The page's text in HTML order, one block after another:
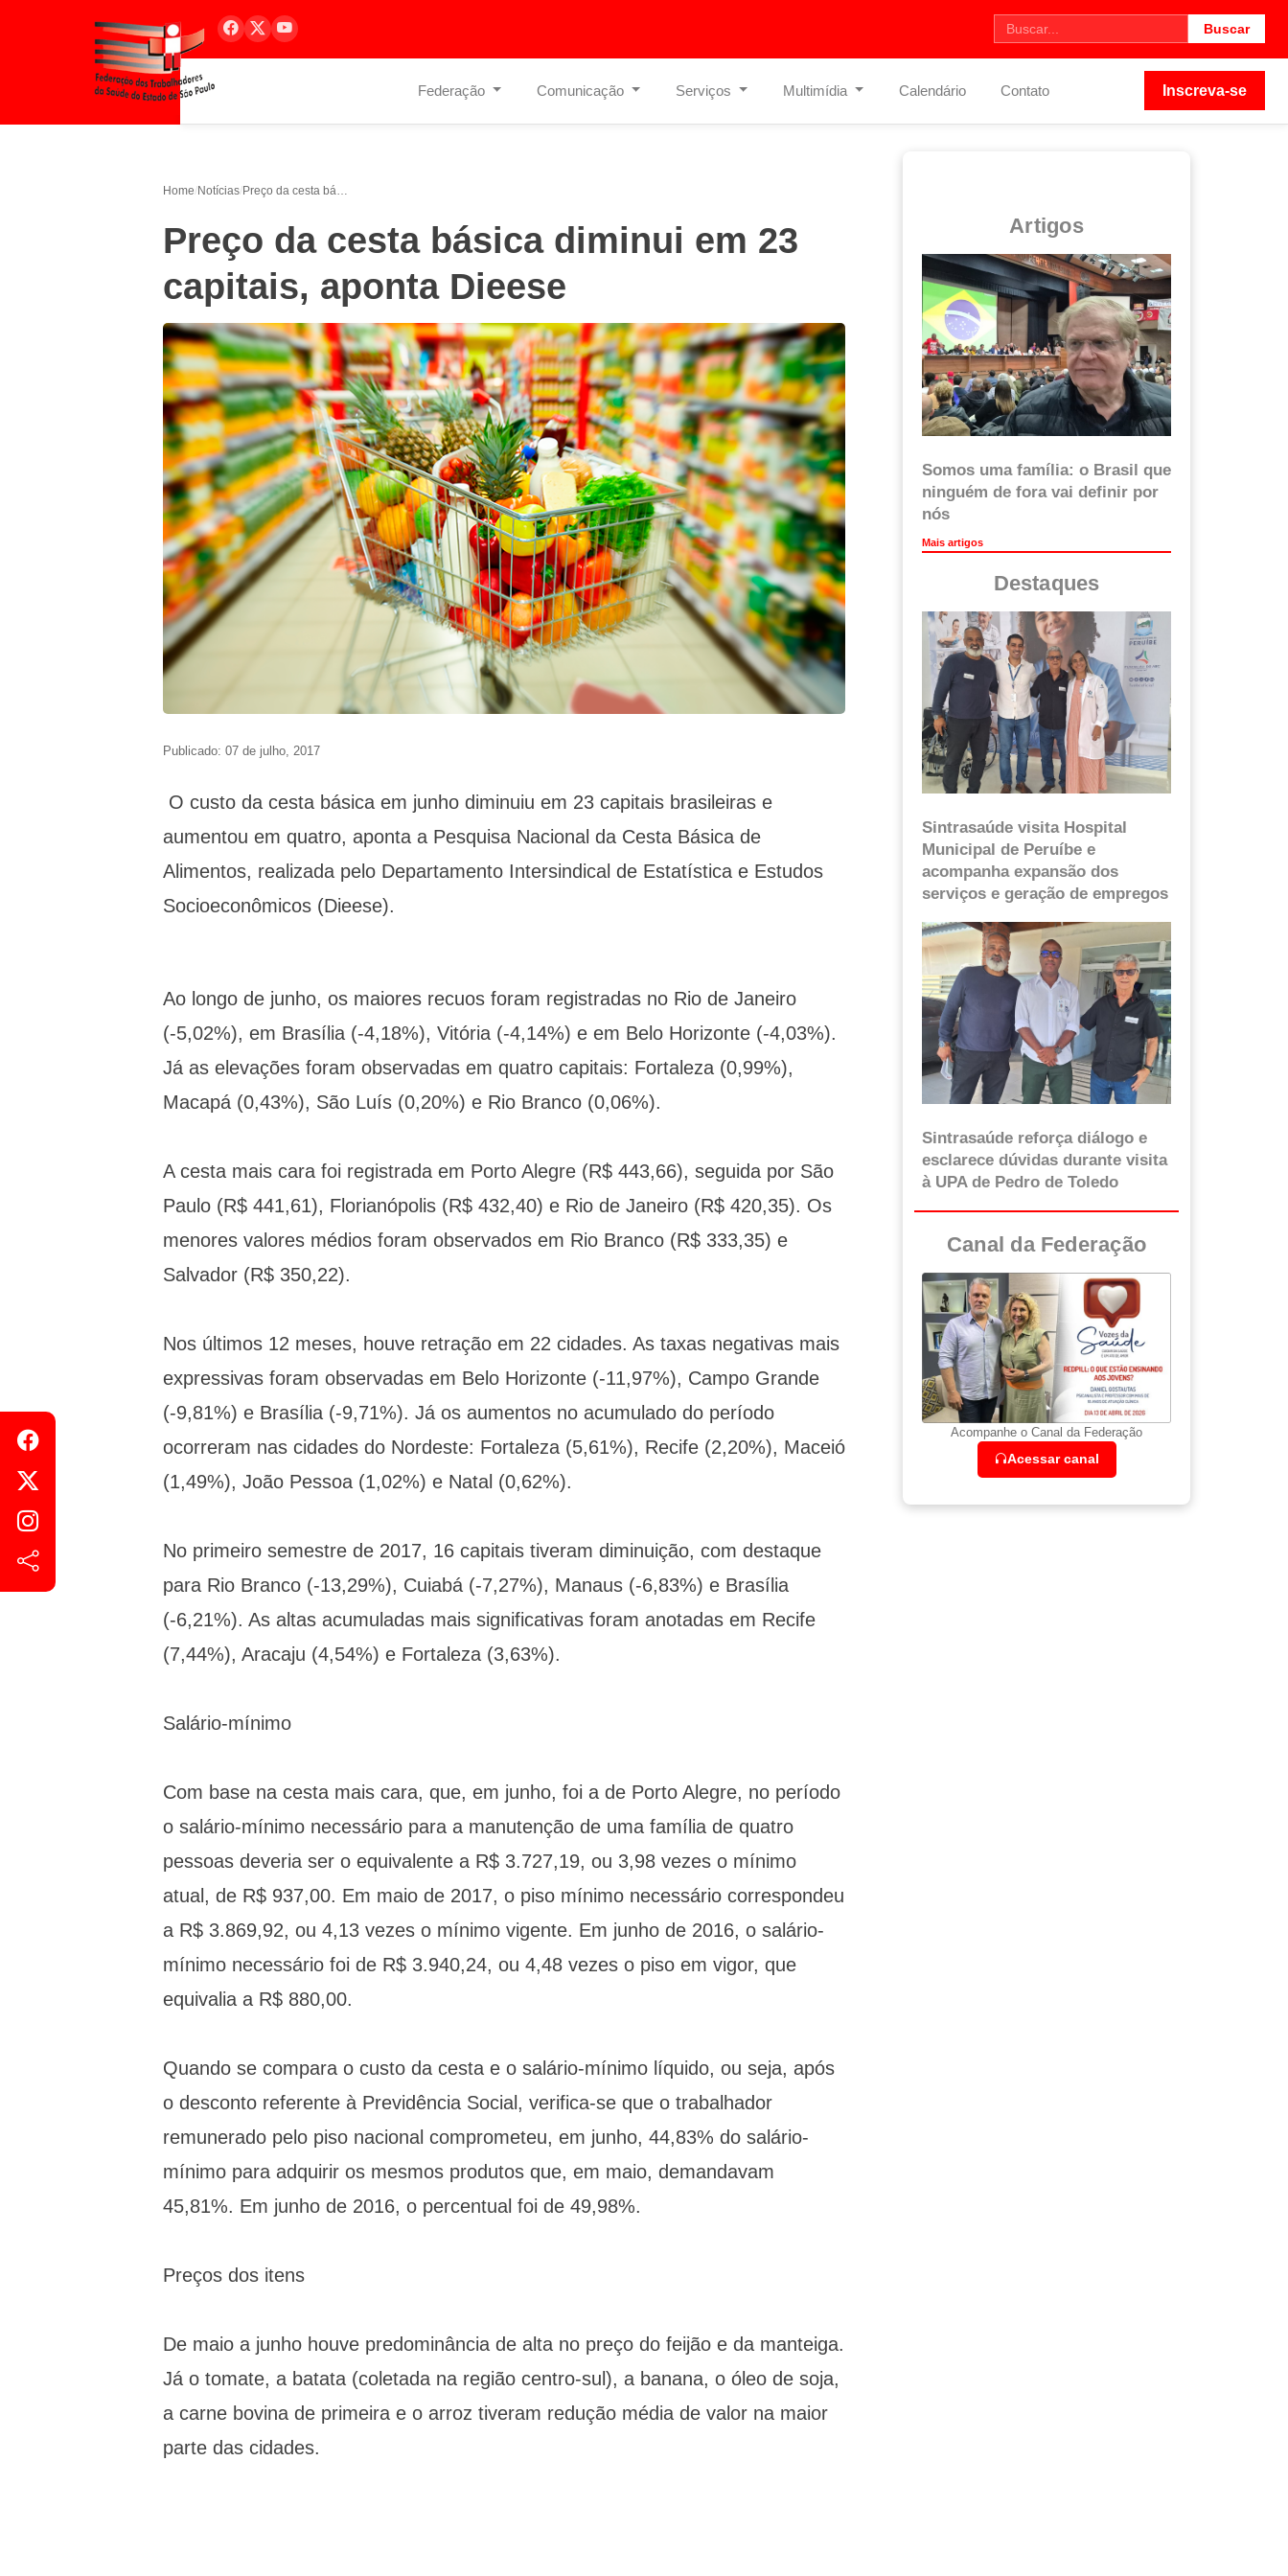
Buscar
Federação Comunicação Serviços Multimídia Calendário Contato Inscreva-se
Home/Notícias/ Preço da cesta básica diminui em 23 capitais, aponta Dieese
Preço da cesta básica diminui em 23
capitais, aponta Dieese
Publicado: 07 de julho, 2017
O custo da cesta básica em junho diminuiu em 23 capitais brasileiras e
aumentou em quatro, aponta a Pesquisa Nacional da Cesta Básica de
Alimentos, realizada pelo Departamento Intersindical de Estatística e Estudos
Socioeconômicos (Dieese).
Ao longo de junho, os maiores recuos foram registradas no Rio de Janeiro
(-5,02%), em Brasília (-4,18%), Vitória (-4,14%) e em Belo Horizonte (-4,03%).
Já as elevações foram observadas em quatro capitais: Fortaleza (0,99%),
Macapá (0,43%), São Luís (0,20%) e Rio Branco (0,06%).
A cesta mais cara foi registrada em Porto Alegre (R$ 443,66), seguida por São
Paulo (R$ 441,61), Florianópolis (R$ 432,40) e Rio de Janeiro (R$ 420,35). Os
menores valores médios foram observados em Rio Branco (R$ 333,35) e
Salvador (R$ 350,22).
Nos últimos 12 meses, houve retração em 22 cidades. As taxas negativas mais
expressivas foram observadas em Belo Horizonte (-11,97%), Campo Grande
(-9,81%) e Brasília (-9,71%). Já os aumentos no acumulado do período
ocorreram nas cidades do Nordeste: Fortaleza (5,61%), Recife (2,20%), Maceió
(1,49%), João Pessoa (1,02%) e Natal (0,62%).
No primeiro semestre de 2017, 16 capitais tiveram diminuição, com destaque
para Rio Branco (-13,29%), Cuiabá (-7,27%), Manaus (-6,83%) e Brasília
(-6,21%). As altas acumuladas mais significativas foram anotadas em Recife
(7,44%), Aracaju (4,54%) e Fortaleza (3,63%).
Salário-mínimo
Com base na cesta mais cara, que, em junho, foi a de Porto Alegre, no período
o salário-mínimo necessário para a manutenção de uma família de quatro
pessoas deveria ser o equivalente a R$ 3.727,19, ou 3,98 vezes o mínimo
atual, de R$ 937,00. Em maio de 2017, o piso mínimo necessário correspondeu
a R$ 3.869,92, ou 4,13 vezes o mínimo vigente. Em junho de 2016, o salário-
mínimo necessário foi de R$ 3.940,24, ou 4,48 vezes o piso em vigor, que
equivalia a R$ 880,00.
Quando se compara o custo da cesta e o salário-mínimo líquido, ou seja, após
o desconto referente à Previdência Social, verifica-se que o trabalhador
remunerado pelo piso nacional comprometeu, em junho, 44,83% do salário-
mínimo para adquirir os mesmos produtos que, em maio, demandavam
45,81%. Em junho de 2016, o percentual foi de 49,98%.
Preços dos itens
De maio a junho houve predominância de alta no preço do feijão e da manteiga.
Já o tomate, a batata (coletada na região centro-sul), a banana, o óleo de soja,
a carne bovina de primeira e o arroz tiveram redução média de valor na maior
parte das cidades.
Artigos
Somos uma família: o Brasil que
ninguém de fora vai definir por
nós
Mais artigos
Destaques
Sintrasaúde visita Hospital
Municipal de Peruíbe e
acompanha expansão dos
serviços e geração de empregos
Sintrasaúde reforça diálogo e
esclarece dúvidas durante visita
à UPA de Pedro de Toledo
Canal da Federação
Acompanhe o Canal da Federação
Acessar canal